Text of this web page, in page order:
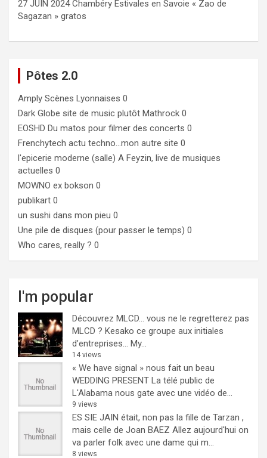
27 JUIN 2024 Chambéry Estivales en Savoie « Zao de
Sagazan » gratos
Pôtes 2.0
Amply Scènes Lyonnaises 0
Dark Globe site de music plutôt Mathrock 0
EOSHD Du matos pour filmer des concerts 0
Frenchytech actu techno…mon autre site 0
l'epicerie moderne (salle) A Feyzin, live de musiques
actuelles 0
MOWNO ex bokson 0
publikart 0
un sushi dans mon pieu 0
Une pile de disques (pour passer le temps) 0
Who cares, really ? 0
I'm popular
Découvrez MLCD… vous ne le regretterez pas
MLCD ? Kesako ce groupe aux initiales
d’entreprises… My...
14 views
« We have signal » nous fait un beau
WEDDING PRESENT La télé public de
L'Alabama nous gate avec une vidéo de...
9 views
ES SIE JAIN était, non pas la fille de Tarzan ,
mais celle de Joan BAEZ Allez aujourd'hui on
va parler folk avec une dame qui m...
8 views